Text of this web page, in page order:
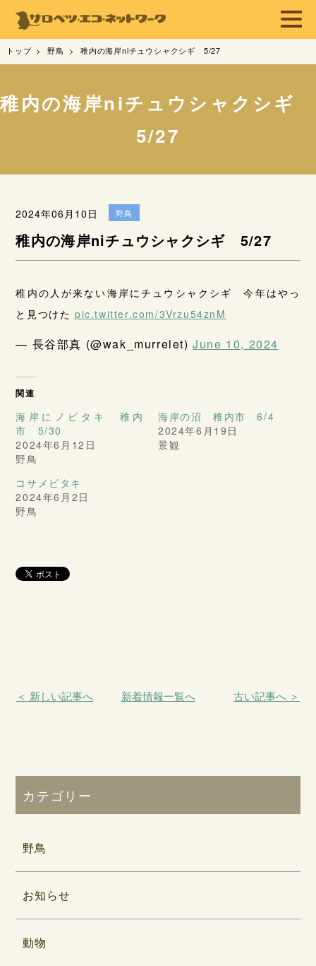
トップ 野鳥 稚内の海岸niチュウシャクシギ 5/27
稚内の海岸niチュウシャクシギ
5/27
2024年06月10日 野鳥
稚内の海岸niチュウシャクシギ 5/27
稚内の人が来ない海岸にチュウシャクシギ 今年はやっ
と見つけた pic.twitter.com/3Vrzu54znM
— 長谷部真 (@wak_murrelet)June 10, 2024
関連
海岸にノビタキ 稚内
市 5/30
2024年6月12日
野鳥
海岸の沼 稚内市 6/4
2024年6月19日
景観
コサメビタキ
2024年6月2日
野鳥
＜ 新しい記事へ 新着情報一覧へ 古い記事へ ＞
カテゴリー
野鳥
お知らせ
動物